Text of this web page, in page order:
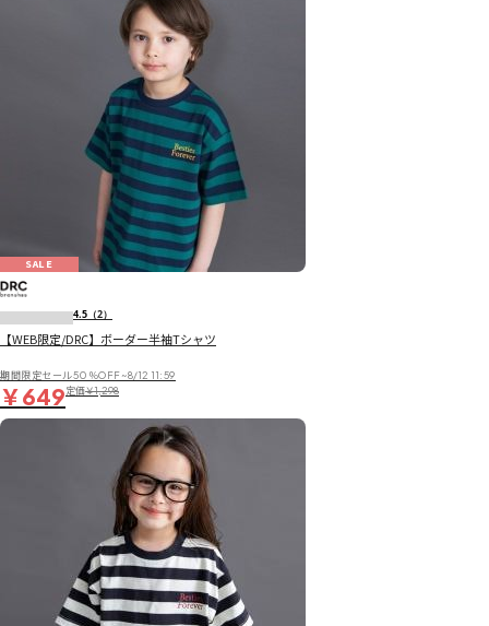
SALE
4.5 （2）
【WEB限定/DRC】ボーダー半袖Tシャツ
期間限定セール50％OFF~8/12 11:59
￥649定価￥1,298